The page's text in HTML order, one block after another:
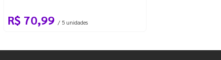
R$ 70,99 / 5 unidades